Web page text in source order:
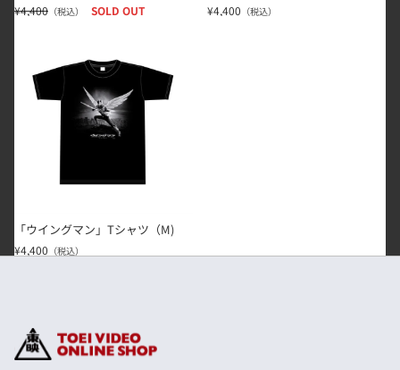
¥4,400 （税込） SOLD OUT ¥4,400 （税込）
「ウイングマン」Tシャツ（M)
¥4,400 （税込）